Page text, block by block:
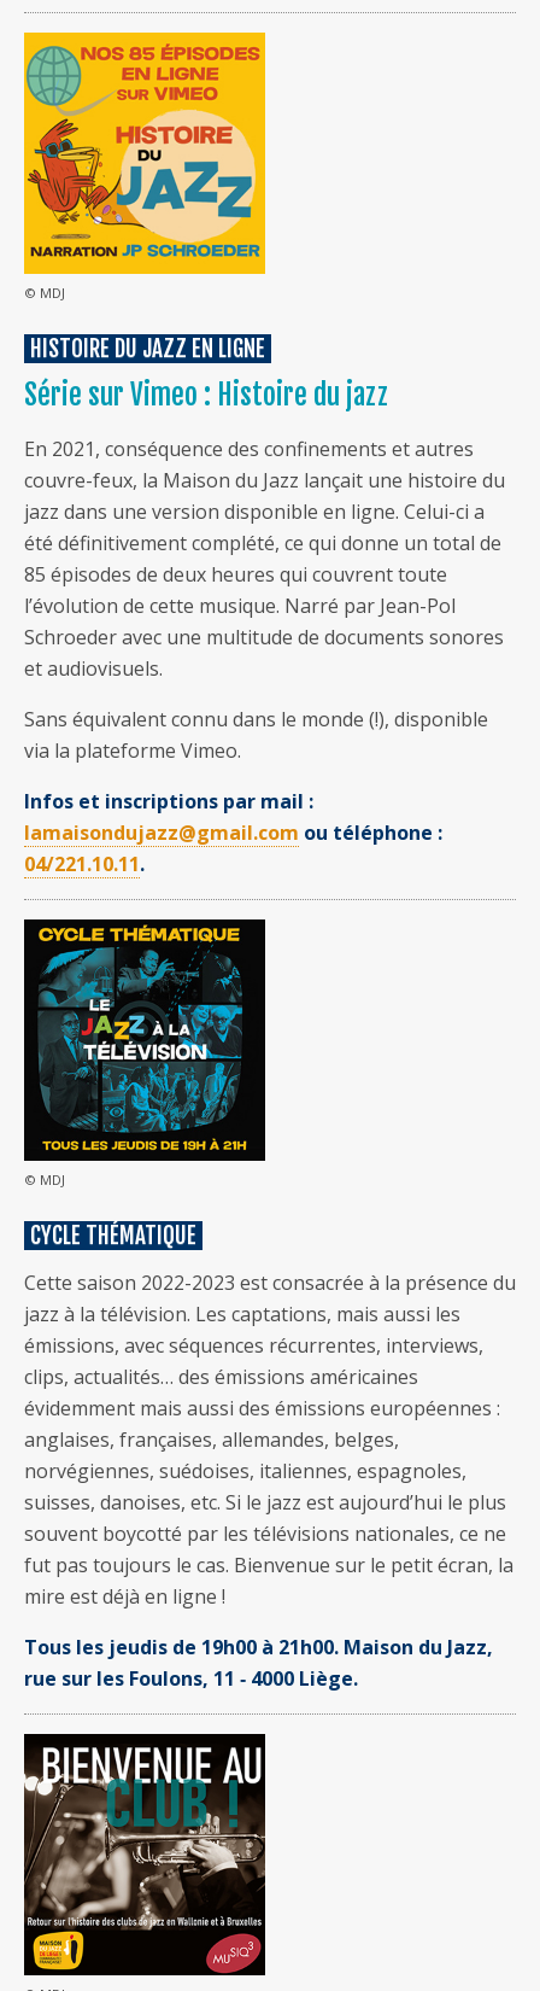
© MDJ
HISTOIRE DU JAZZ EN LIGNE
Série sur Vimeo : Histoire du jazz
En 2021, conséquence des confinements et autres
couvre-feux, la Maison du Jazz lançait une histoire du
jazz dans une version disponible en ligne. Celui-ci a
été définitivement complété, ce qui donne un total de
85 épisodes de deux heures qui couvrent toute
l’évolution de cette musique. Narré par Jean-Pol
Schroeder avec une multitude de documents sonores
et audiovisuels.
Sans équivalent connu dans le monde (!), disponible
via la plateforme Vimeo.
Infos et inscriptions par mail :
lamaisondujazz@gmail.com ou téléphone :
04/221.10.11.
© MDJ
CYCLE THÉMATIQUE
Cette saison 2022-2023 est consacrée à la présence du
jazz à la télévision. Les captations, mais aussi les
émissions, avec séquences récurrentes, interviews,
clips, actualités… des émissions américaines
évidemment mais aussi des émissions européennes :
anglaises, françaises, allemandes, belges,
norvégiennes, suédoises, italiennes, espagnoles,
suisses, danoises, etc. Si le jazz est aujourd’hui le plus
souvent boycotté par les télévisions nationales, ce ne
fut pas toujours le cas. Bienvenue sur le petit écran, la
mire est déjà en ligne !
Tous les jeudis de 19h00 à 21h00. Maison du Jazz,
rue sur les Foulons, 11 ‐ 4000 Liège.